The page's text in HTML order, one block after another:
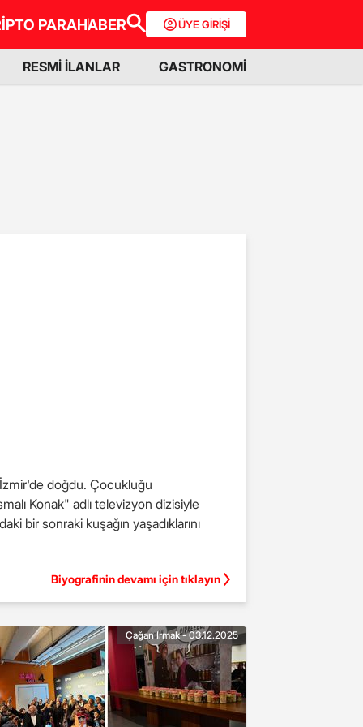
PARAHABER ÜYE GİRİŞİ
RESMİ İLANLAR GASTRONOMİ
doğdu. Çocukluğu
Konak" adlı televizyon dizisiyle
bir sonraki kuşağın yaşadıklarını
Biyografinin devamı için tıklayın
Çağan Irmak - 03.12.2025